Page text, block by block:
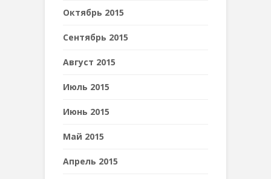
Октябрь 2015
Сентябрь 2015
Август 2015
Июль 2015
Июнь 2015
Май 2015
Апрель 2015